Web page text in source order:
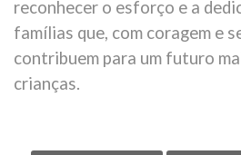
reconhecer o esforço e a
famílias que, com coragem e
contribuem para um futuro
crianças.